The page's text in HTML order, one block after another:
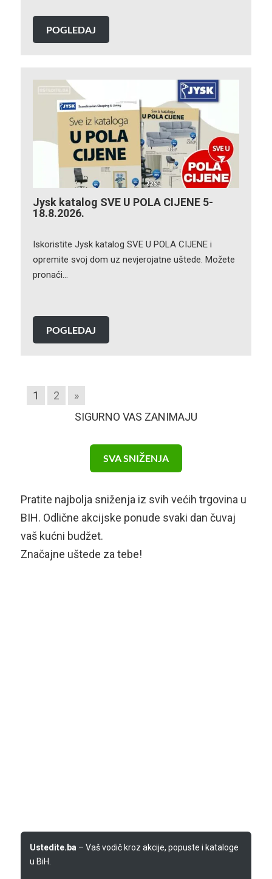
POGLEDAJ
Jysk katalog SVE U POLA CIJENE 5-
18.8.2026.
Iskoristite Jysk katalog SVE U POLA CIJENE i
opremite svoj dom uz nevjerojatne uštede. Možete
pronaći…
POGLEDAJ
1 2
»
SIGURNO VAS ZANIMAJU
SVA SNIŽENJA
Pratite najbolja sniženja iz svih većih trgovina u
BIH. Odlične akcijske ponude svaki dan čuvaj
vaš kućni budžet.
Značajne uštede za tebe!
Ustedite.ba– Vaš vodič kroz akcije, popuste i kataloge
u BiH.